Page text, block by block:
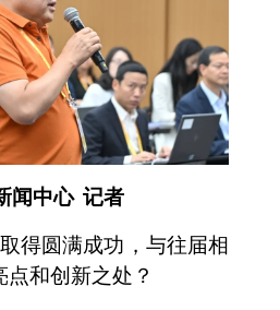
闻中心 记者
得圆满成功，与往届相
和创新之处？